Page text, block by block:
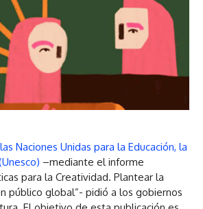
Naciones Unidas para la Educación, la
–mediante el informe
para la Creatividad. Plantear la
público global”- pidió a los gobiernos